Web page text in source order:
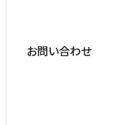
お問い合わせ